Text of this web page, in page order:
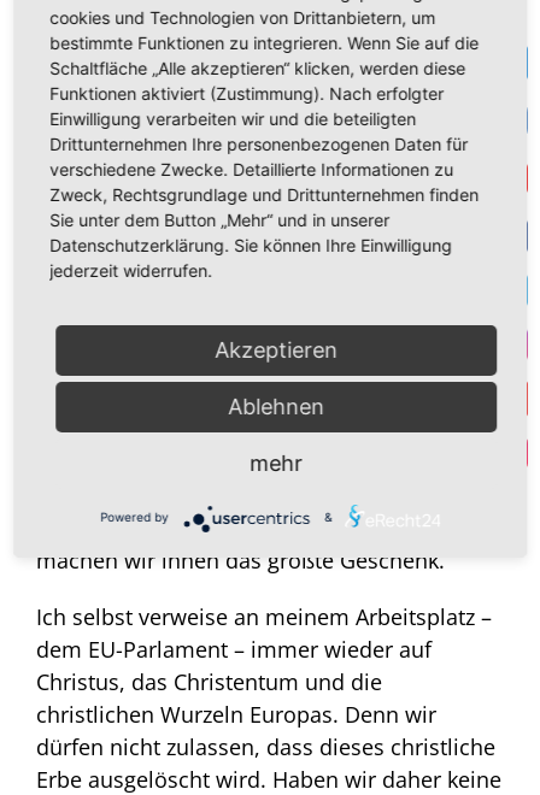
bei der Welt, indem sie ihre gesellschaftliche
Bedeutung und ihre irdischen Leistungen
hervorheben. Das jenseitige Heil in Jesus
Christus gerät dabei völlig aus dem Blick. Es
läuft tatsächlich auf eine Umkehrung des
Täufer-Zitats hinaus: Jesus soll schrumpfen,
wir wollen wachsen!
Es ist höchste Zeit, dass diese
wieder anJohannes dem Täuferorientieren.
Nicht unsere eigene vermeintliche
Großartigkeit ist das Ziel der Verkündigung,
sondern Jesus als der Christus. Wir sind nur
Wegbereiter für den Größeren
verweisen als ihren persönlichen Erlöser,
machen wir ihnen das größte Geschenk.
Ich selbst verweise an meinem Arbeitsplatz –
dem EU-Parlament – immer wieder auf
Christus, das Christentum und die
christlichen Wurzeln Europas. Denn wir
dürfen nicht zulassen, dass dieses christliche
Erbe ausgelöscht wird. Haben wir daher keine
cookies und Technologien von Drittanbietern, um
bestimmte Funktionen zu integrieren. Wenn Sie auf die
Schaltfläche „Alle akzeptieren“ klicken, werden diese
Funktionen aktiviert (Zustimmung). Nach erfolgter
Einwilligung verarbeiten wir und die beteiligten
Drittunternehmen Ihre personenbezogenen Daten für
verschiedene Zwecke. Detaillierte Informationen zu
Zweck, Rechtsgrundlage und Drittunternehmen finden
Sie unter dem Button „Mehr“ und in unserer
Datenschutzerklärung. Sie können Ihre Einwilligung
jederzeit widerrufen.
Akzeptieren
Ablehnen
mehr
Powered by &